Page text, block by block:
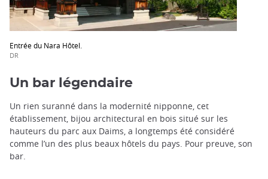
Entrée du Nara Hôtel.
DR
Un bar légendaire
Un rien suranné dans la modernité nipponne, cet
établissement, bijou architectural en bois situé sur les
hauteurs du parc aux Daims, a longtemps été considéré
comme l’un des plus beaux hôtels du pays. Pour preuve, son
bar.